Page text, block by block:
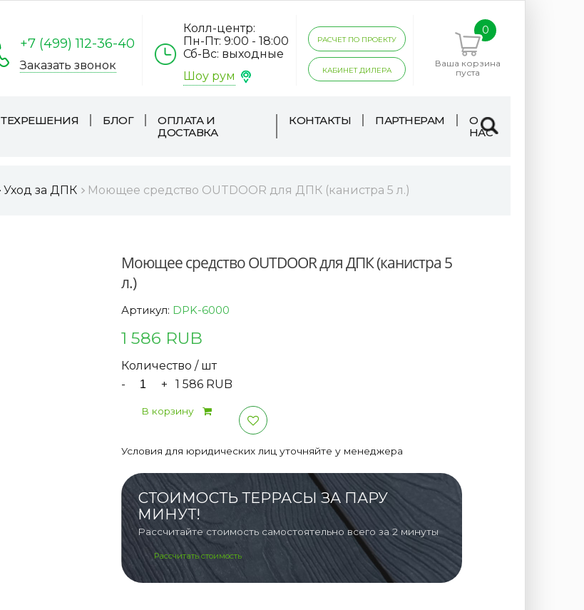
+7 (499) 112-36-40
Заказать звонок
Колл-центр:
Пн-Пт: 9:00 - 18:00
Сб-Вс: выходные
Шоу рум
РАСЧЕТ ПО ПРОЕКТУ
КАБИНЕТ ДИЛЕРА
0
Ваша корзина
пуста
ТЕХРЕШЕНИЯ БЛОГ
ОПЛАТА И
ДОСТАВКА
КОНТАКТЫ ПАРТНЕРАМ
О
НАС
Уход за ДПК Моющее средство OUTDOOR для ДПК (канистра 5 л.)
Моющее средство OUTDOOR для ДПК (канистра 5
л.)
Артикул: DPK-6000
1 586 RUB
Количество / шт
-
+ 1 586 RUB
В корзину
Условия для юридических лиц уточняйте у менеджера
СТОИМОСТЬ ТЕРРАСЫ ЗА ПАРУ
МИНУТ!
Рассчитайте стоимость самостоятельно всего за 2 минуты
Рассчитать стоимость